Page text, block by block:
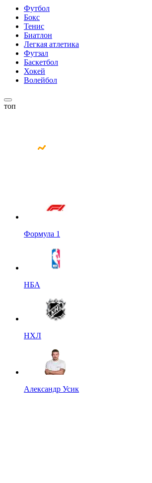
Футбол
Бокс
Тенис
Биатлон
Легкая атлетика
Футзал
Баскетбол
Хокей
Волейбол
топ
Формула 1
НБА
НХЛ
Александр Усик